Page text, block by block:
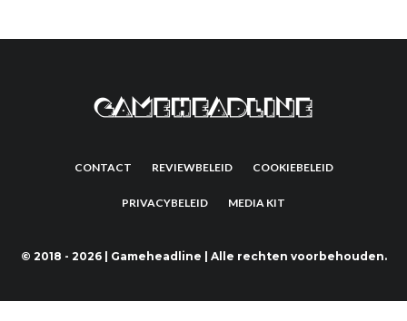
CONTACT REVIEWBELEID COOKIEBELEID
PRIVACYBELEID MEDIA KIT
© 2018 - 2026 | Gameheadline | Alle rechten voorbehouden.